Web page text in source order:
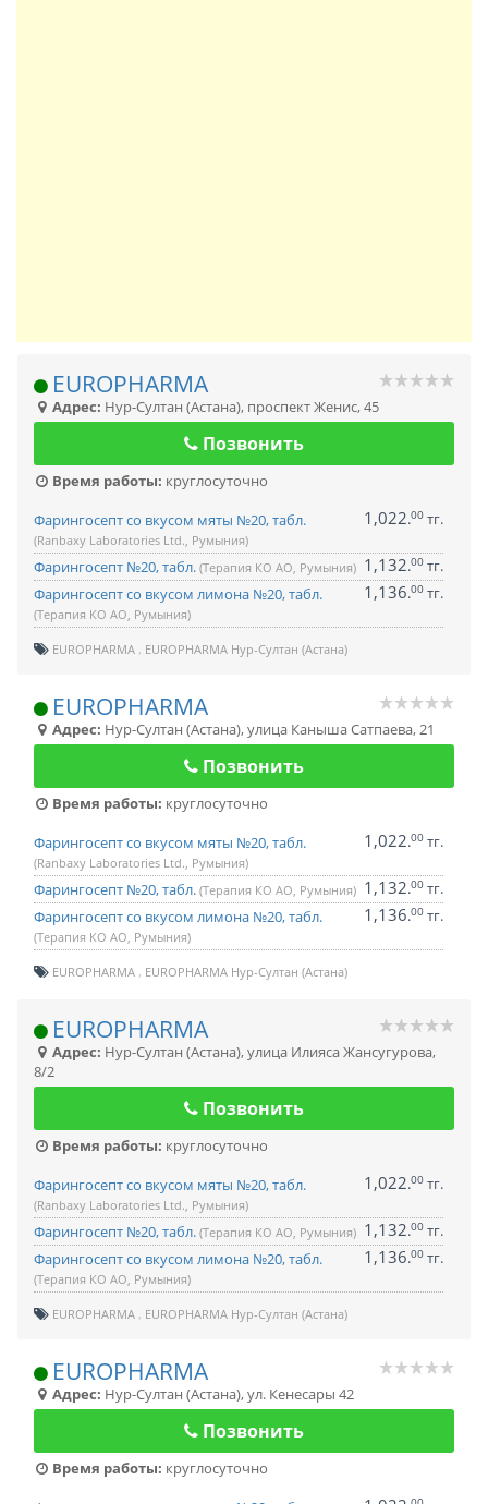
EUROPHARMA
Адрес: Нур-Султан (Астана), проспект Женис, 45
Позвонить
Время работы: круглосуточно
Фарингосепт со вкусом мяты №20, табл.
(Ranbaxy Laboratories Ltd., Румыния)
1,022.00 тг.
Фарингосепт №20, табл. (Терапия КО АО, Румыния) 1,132.00 тг.
Фарингосепт со вкусом лимона №20, табл.
(Терапия КО АО, Румыния)
1,136.00 тг.
EUROPHARMA EUROPHARMA Нур-Султан (Астана)
EUROPHARMA
Адрес: Нур-Султан (Астана),улица Каныша Сатпаева, 21
Позвонить
Время работы: круглосуточно
Фарингосепт со вкусом мяты №20, табл.
(Ranbaxy Laboratories Ltd., Румыния)
1,022.00 тг.
Фарингосепт №20, табл. (Терапия КО АО, Румыния) 1,132.00 тг.
Фарингосепт со вкусом лимона №20, табл.
(Терапия КО АО, Румыния)
1,136.00 тг.
EUROPHARMA EUROPHARMA Нур-Султан (Астана)
EUROPHARMA
Адрес: Нур-Султан (Астана),улица Илияса Жансугурова,
8/2
Позвонить
Время работы: круглосуточно
Фарингосепт со вкусом мяты №20, табл.
(Ranbaxy Laboratories Ltd., Румыния)
1,022.00 тг.
Фарингосепт №20, табл. (Терапия КО АО, Румыния) 1,132.00 тг.
Фарингосепт со вкусом лимона №20, табл.
(Терапия КО АО, Румыния)
1,136.00 тг.
EUROPHARMA EUROPHARMA Нур-Султан (Астана)
EUROPHARMA
Адрес: Нур-Султан (Астана),ул. Кенесары 42
Позвонить
Время работы: круглосуточно